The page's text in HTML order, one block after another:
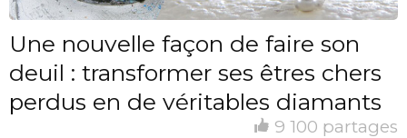
Une nouvelle façon de faire son
deuil : transformer ses êtres chers
perdus en de véritables diamants
9 100 partages